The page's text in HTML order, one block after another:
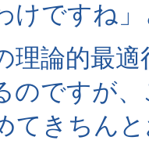
けですね
論的最適
のですが
てきちん